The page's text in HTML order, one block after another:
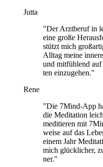
Jutta
"Der Arzt­be­ruf in
eine große
stützt mich
Alltag meine
und mit­füh­lend
ten ein­zu­ge­hen."
Rene
"Die 7Mind-App
die Medi­ta­tion
medi­tie­ren mit
weise auf das
einem Jahr
mich glück­li­cher,
ner."